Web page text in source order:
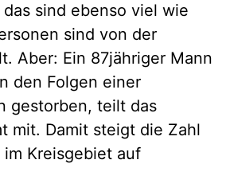
sind ebenso viel wie
sind von der
Aber: Ein 87jähriger Mann
den Folgen einer
gestorben, teilt das
mit. Damit steigt die Zahl
Kreisgebiet auf